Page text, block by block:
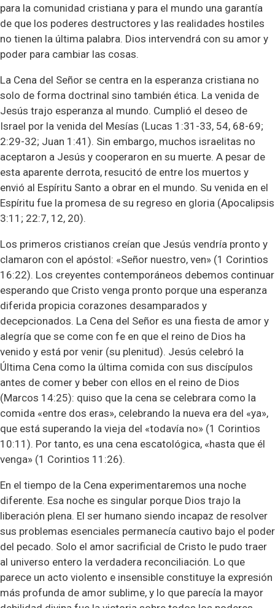
para la comunidad cristiana y para el mundo una garantía
de que los poderes destructores y las realidades hostiles
no tienen la última palabra. Dios intervendrá con su amor y
poder para cambiar las cosas.
La Cena del Señor se centra en la esperanza cristiana no
solo de forma doctrinal sino también ética. La venida de
Jesús trajo esperanza al mundo. Cumplió el deseo de
Israel por la venida del Mesías (Lucas 1:31-33, 54, 68-69;
2:29-32; Juan 1:41). Sin embargo, muchos israelitas no
aceptaron a Jesús y cooperaron en su muerte. A pesar de
esta aparente derrota, resucitó de entre los muertos y
envió al Espíritu Santo a obrar en el mundo. Su venida en el
Espíritu fue la promesa de su regreso en gloria (Apocalipsis
3:11; 22:7, 12, 20).
Los primeros cristianos creían que Jesús vendría pronto y
clamaron con el apóstol: «Señor nuestro, ven» (1 Corintios
16:22). Los creyentes contemporáneos debemos continuar
esperando que Cristo venga pronto porque una esperanza
diferida propicia corazones desamparados y
decepcionados. La Cena del Señor es una fiesta de amor y
alegría que se come con fe en que el reino de Dios ha
venido y está por venir (su plenitud). Jesús celebró la
Última Cena como la última comida con sus discípulos
antes de comer y beber con ellos en el reino de Dios
(Marcos 14:25): quiso que la cena se celebrara como la
comida «entre dos eras», celebrando la nueva era del «ya»,
que está superando la vieja del «todavía no» (1 Corintios
10:11). Por tanto, es una cena escatológica, «hasta que él
venga» (1 Corintios 11:26).
En el tiempo de la Cena experimentaremos una noche
diferente. Esa noche es singular porque Dios trajo la
liberación plena. El ser humano siendo incapaz de resolver
sus problemas esenciales permanecía cautivo bajo el poder
del pecado. Solo el amor sacrificial de Cristo le pudo traer
al universo entero la verdadera reconciliación. Lo que
parece un acto violento e insensible constituye la expresión
más profunda de amor sublime, y lo que parecía la mayor